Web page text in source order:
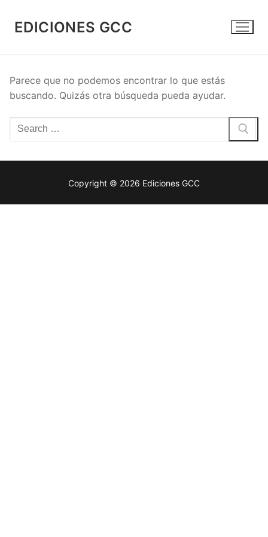
contenido
EDICIONES GCC
Parece que no podemos encontrar lo que estás
buscando. Quizás otra búsqueda pueda ayudar.
Buscar
por:
Copyright © 2026 Ediciones GCC